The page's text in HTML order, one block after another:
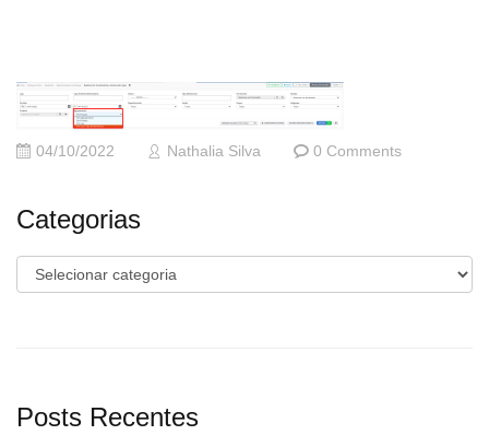
04/10/2022 Nathalia Silva 0 Comments
Categorias
Categorias
Posts Recentes